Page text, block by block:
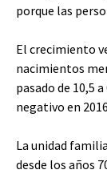
porque las
El crecimiento
nacimientos
pasado de 10,5
negativo en
La unidad
desde los años